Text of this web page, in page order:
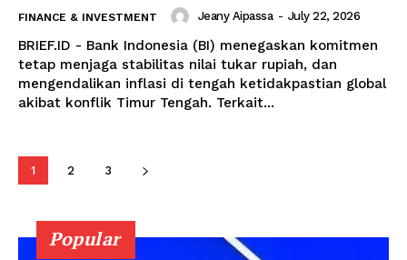
FINANCE & INVESTMENT Jeany Aipassa - July 22, 2026
BRIEF.ID - Bank Indonesia (BI) menegaskan komitmen
tetap menjaga stabilitas nilai tukar rupiah, dan
mengendalikan inflasi di tengah ketidakpastian global
akibat konflik Timur Tengah. Terkait...
1 2 3
Popular